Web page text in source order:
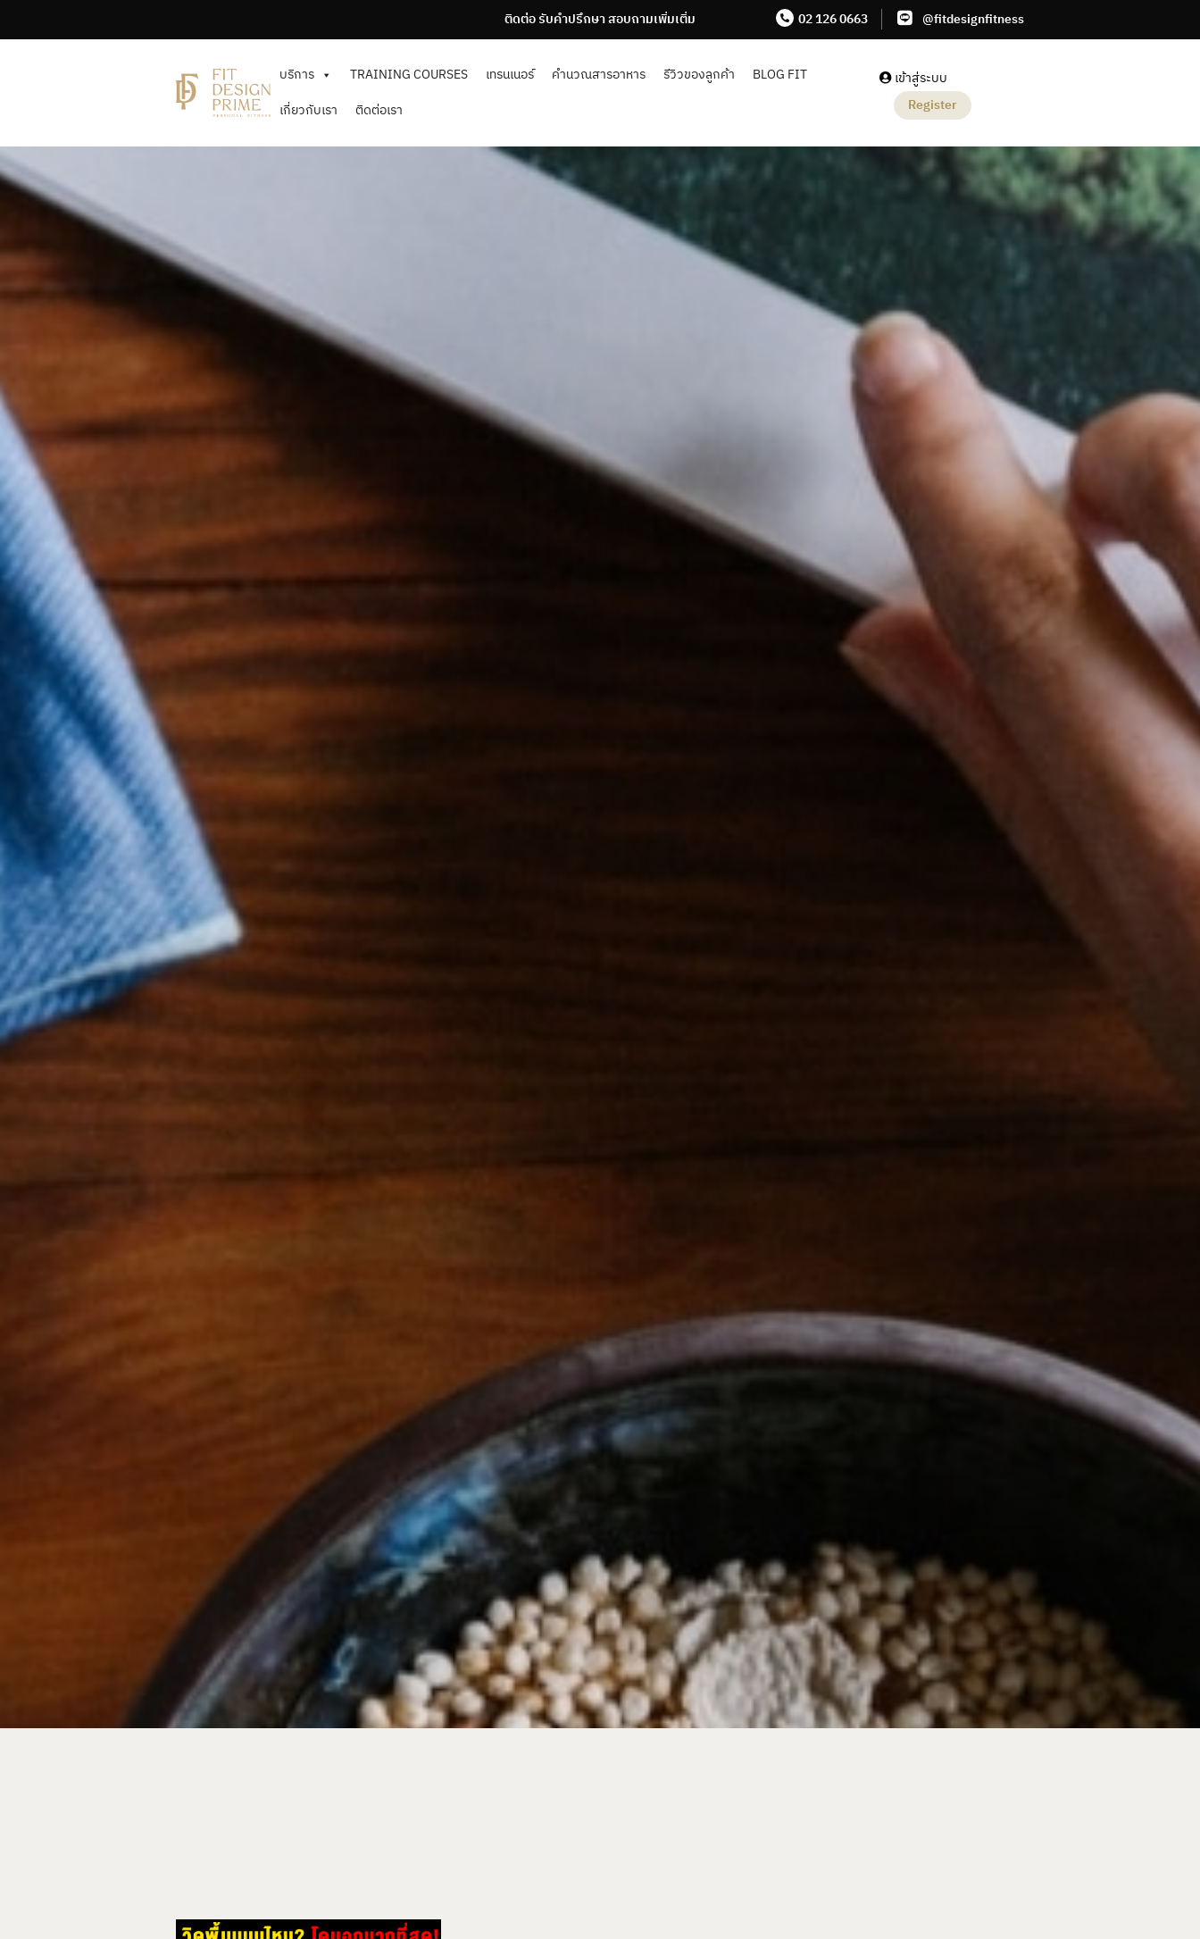
to
ติดต่อ รับคำปรึกษา สอบถามเพิ่มเติ่ม 02 126 0663 @fitdesignfitness
บริการ TRAINING COURSES เทรนเนอร์ คำนวณสารอาหาร รีวิวของลูกค้า
BLOG FIT
เกี่ยวกับเรา
ติดต่อเรา
เข้าสู่ระบบ
Register